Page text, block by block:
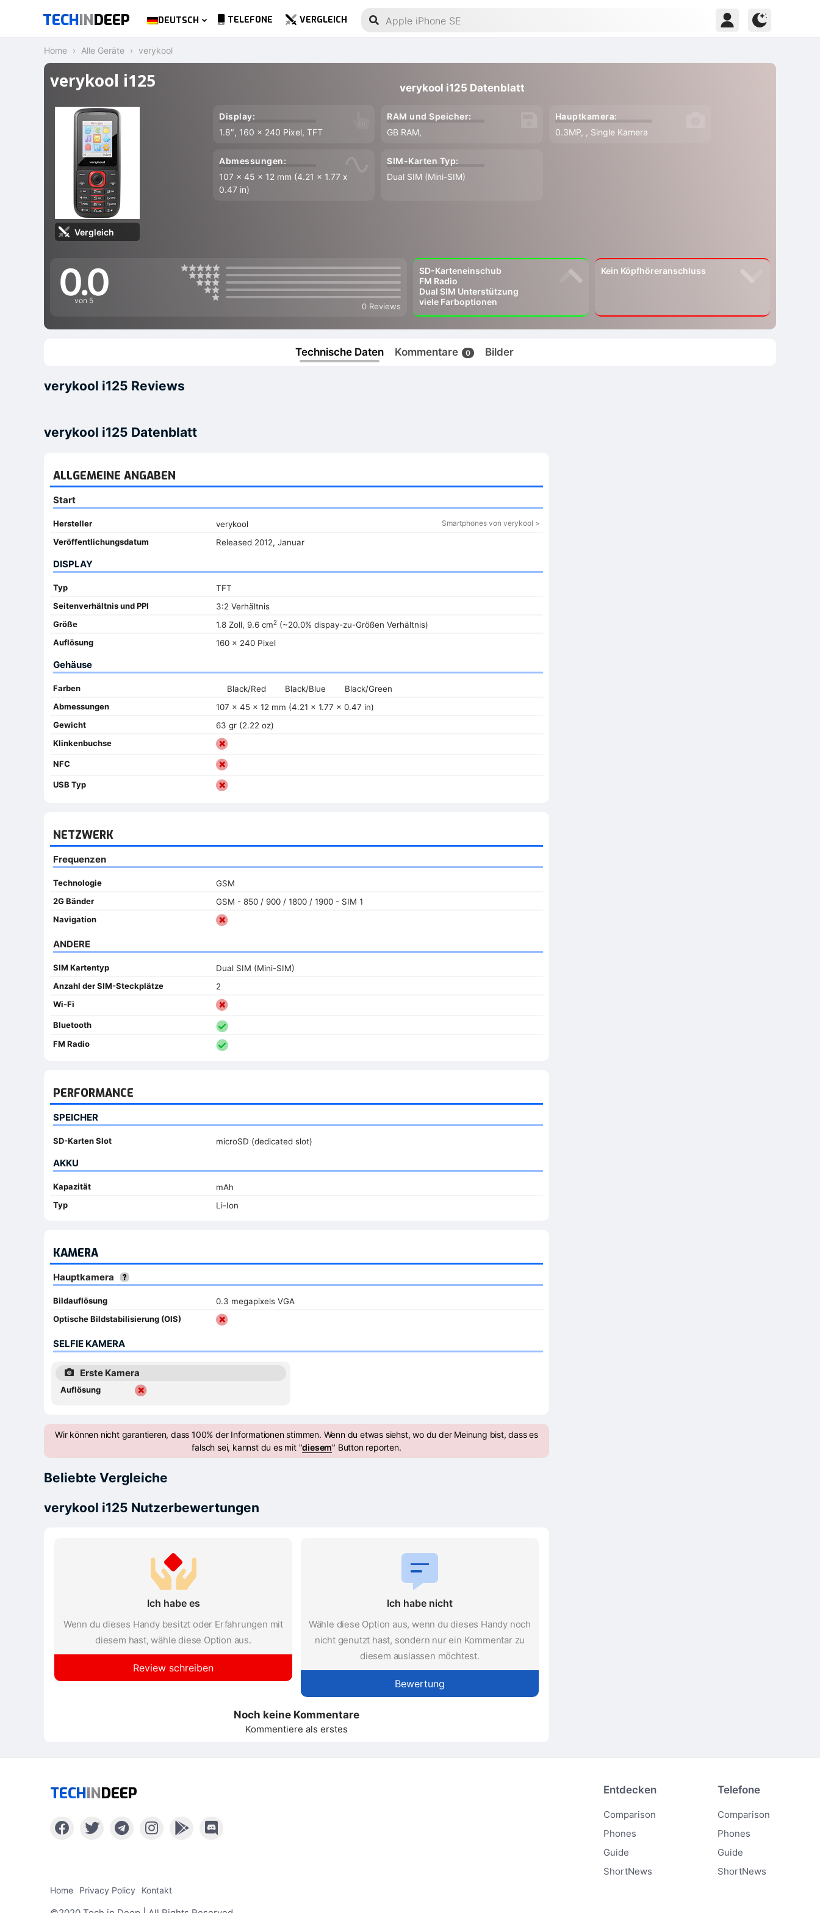
TECHINDEEP DEUTSCH TELEFONE VERGLEICH
Home Alle Geräte verykool
verykool i125
Vergleich
verykool i125 Datenblatt
Display:
1.8″, 160 x 240 Pixel, TFT
RAM und Speicher:
GB RAM,
Hauptkamera:
0.3MP, , Single Kamera
Abmessungen:
107 x 45 x 12 mm (4.21 x 1.77 x
0.47 in)
SIM-Karten Typ:
Dual SIM (Mini-SIM)
0.0
von 5
0 Reviews
SD-Karteneinschub
FM Radio
Dual SIM Unterstützung
viele Farboptionen
Kein Köpfhöreranschluss
Technische Daten Kommentare 0 Bilder
verykool i125 Reviews
verykool i125 Datenblatt
ALLGEMEINE ANGABEN
Start
Hersteller verykool Smartphones von verykool >
Veröffentlichungsdatum Released 2012, Januar
DISPLAY
Typ
TFT
Seitenverhältnis und PPI
3:2 Verhältnis
Größe
1.8 Zoll, 9.6 cm2(~20.0% dispay-zu-Größen Verhältnis)
Auflösung
160 x 240 Pixel
Gehäuse
Farben Black/Red Black/Blue
Black/Green
Abmessungen
107 x 45 x 12 mm (4.21 x 1.77 x 0.47 in)
Gewicht
63 gr (2.22 oz)
Klinkenbuchse
NFC
USB Typ
NETZWERK
Frequenzen
Technologie
GSM
2G Bänder
GSM - 850 / 900 / 1800 / 1900 - SIM 1
Navigation
ANDERE
SIM Kartentyp
Dual SIM (Mini-SIM)
Anzahl der SIM-Steckplätze
2
Wi-Fi
Bluetooth
FM Radio
PERFORMANCE
SPEICHER
SD-Karten Slot microSD (dedicated slot)
AKKU
Kapazität
mAh
Typ
Li-Ion
KAMERA
Hauptkamera
Bildauflösung
0.3 megapixels VGA
Optische Bildstabilisierung (OIS)
SELFIE KAMERA
Erste Kamera
Auflösung
Wir können nicht garantieren, dass 100% der Informationen stimmen. Wenn du etwas siehst, wo du der Meinung bist, dass es
falsch sei, kannst du es mit "diesem" Button reporten.
Beliebte Vergleiche
verykool i125 Nutzerbewertungen
Ich habe es
Wenn du dieses Handy besitzt oder Erfahrungen mit
diesem hast, wähle diese Option aus.
Review schreiben
Ich habe nicht
Wähle diese Option aus, wenn du dieses Handy noch
nicht genutzt hast, sondern nur ein Kommentar zu
diesem auslassen möchtest.
Bewertung
Noch keine Kommentare
Kommentiere als erstes
TECHINDEEP Entdecken
Comparison
Phones
Guide
ShortNews
Telefone
Comparison
Phones
Guide
ShortNews
Home Privacy Policy Kontakt